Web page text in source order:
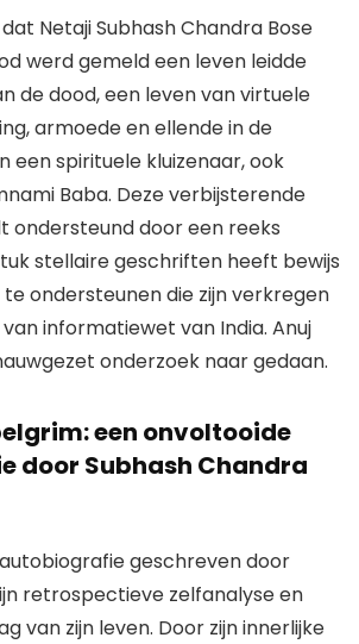
Netaji Subhash Chandra Bose
werd gemeld een leven leidde
de dood, een leven van virtuele
armoede en ellende in de
een spirituele kluizenaar, ook
Baba. Deze verbijsterende
ondersteund door een reeks
stellaire geschriften heeft bewijs
ondersteunen die zijn verkregen
informatiewet van India. Anuj
onderzoek naar gedaan.
een onvoltooide
door Subhash Chandra
geschreven door
retrospectieve zelfanalyse en
van zijn leven. Door zijn innerlijke